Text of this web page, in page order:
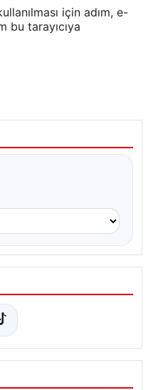
için adım, e-
bu tarayıcıya